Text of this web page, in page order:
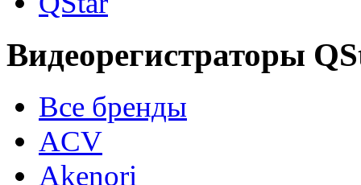
Видеорегистраторы
Все бренды
ACV
Akenori